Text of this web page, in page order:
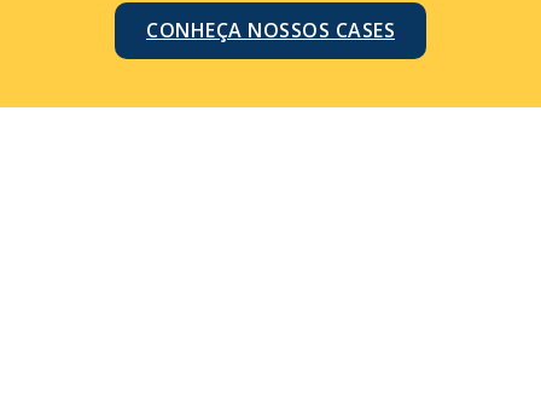
CONHEÇA NOSSOS CASES